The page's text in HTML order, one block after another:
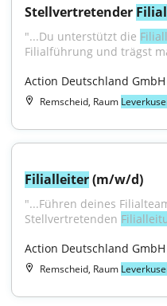
Stellvertretender
"...Du unterstützt die
Filialführung und trägst
Action Deutschland GmbH
Remscheid, Raum
Filialleiter (m/w/d)
"...Führen deines
Stellvertretenden
Action Deutschland GmbH
Remscheid, Raum